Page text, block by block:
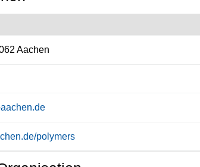
Aachen
polymers